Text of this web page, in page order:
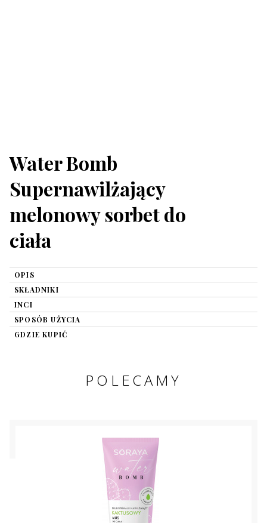
Water Bomb
Supernawilżający
melonowy sorbet do
ciała
OPIS
SKŁADNIKI
INCI
SPOSÓB UŻYCIA
GDZIE KUPIĆ
POLECAMY